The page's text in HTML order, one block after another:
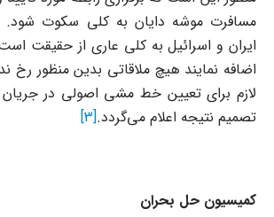
مسافرت موشه دایان به کلی سکوت شود.
ایران و اسرائیل به کلی عاری از حقیقت
اضافه نمایند هیچ ملاقاتی بدین منظور رخ
لازم برای تعیین خط مشی اصولی در
تصمیم نتیجه اعلام می‌گردد.[3]
کمیسیون حل بحران